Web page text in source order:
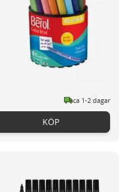
ca 1-2 dagar
KÖP